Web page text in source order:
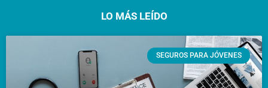
LO MÁS LEÍDO
SEGUROS PARA JÓVENES